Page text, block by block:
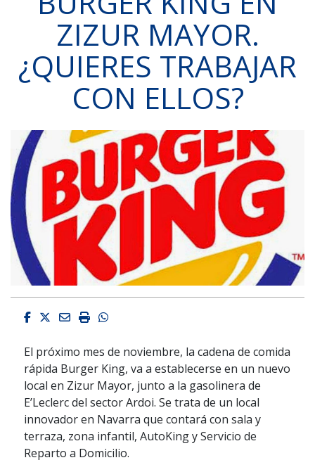
ZIZUR MAYOR.
¿QUIERES TRABAJAR
CON ELLOS?
Facebook
Twitter
EmailImprimirWhatsapp
El próximo mes de noviembre, la cadena de comida
rápida Burger King, va a establecerse en un nuevo
local en Zizur Mayor, junto a la gasolinera de
E’Leclerc del sector Ardoi. Se trata de un local
innovador en Navarra que contará con sala y
terraza, zona infantil, AutoKing y Servicio de
Reparto a Domicilio.